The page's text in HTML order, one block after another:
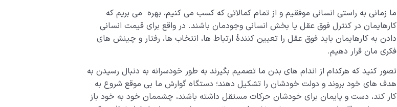
ما زمانی به راستی انسانی موفقیم و از تمام کمالاتی که کسب می کنیم، بهره می بریم که
کارهایمان در کنترل فوق عقل یا بخش انسانی وجودمان باشند. در واقع برای قیمت انسانی
دادن به کارهایمان باید فوق عقل را تعیین کنندۀ ارتباط ها، انتخاب ها، رفتار و چینش های
فکری مان قرار دهیم.
تصور کنید که هرکدام از اندام های بدن ما تصمیم بگیرند به طور خودسرانه به دنبال رسیدن به
هدف های خود بروند و دولت خودشان را تشکیل دهند؛ دستگاه گوارش ما بی موقع شروع به
کار کند، دست و پایمان برای خودشان حرکات مستقل داشته باشند، چشممان خود به خود باز